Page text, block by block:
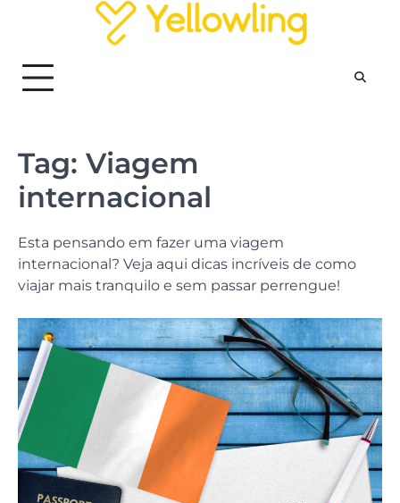
Tag: Viagem
internacional
Esta pensando em fazer uma viagem
internacional? Veja aqui dicas incríveis de como
viajar mais tranquilo e sem passar perrengue!